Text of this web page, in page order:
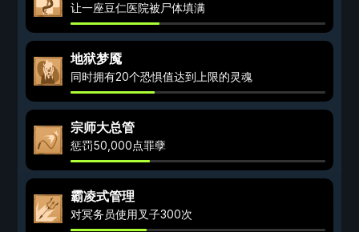
让一座豆仁医院被尸体填满
地狱梦魇
同时拥有20个恐惧值达到上限的灵魂
宗师大总管
惩罚50,000点罪孽
霸凌式管理
对冥务员使用叉子300次